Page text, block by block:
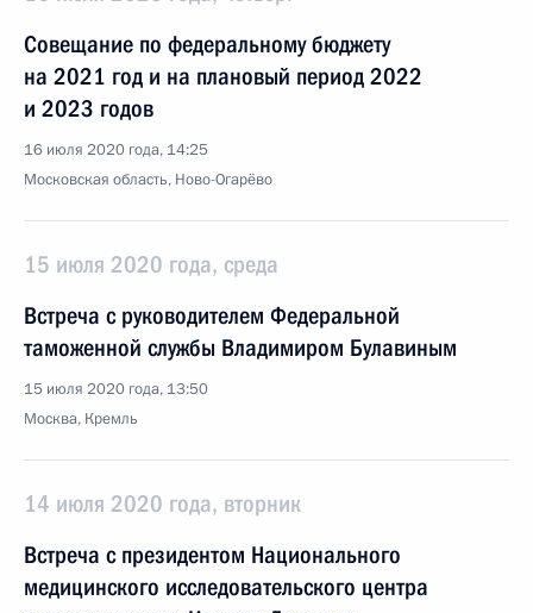
Совещание по федеральному бюджету
на 2021 год и на плановый период 2022
и 2023 годов
16 июля 2020 года, 14:25
Московская область, Ново-Огарёво
15 июля 2020 года, среда
Встреча с руководителем Федеральной
таможенной службы Владимиром Булавиным
15 июля 2020 года, 13:50
Москва, Кремль
14 июля 2020 года, вторник
Встреча с президентом Национального
медицинского исследовательского центра